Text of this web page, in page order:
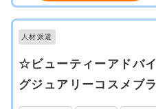
人材派遣
☆ビューティーアドバ
グジュアリーコスメブ